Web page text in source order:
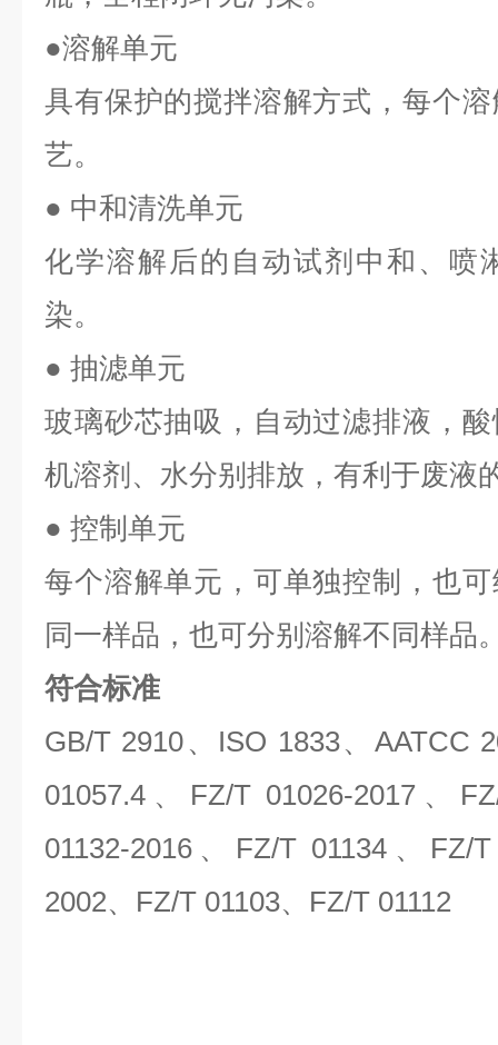
●溶解单元
具有保护的搅拌溶解方式，每个
艺。
● 中和清洗单元
化学溶解后的自动试剂中和、喷
染。
● 抽滤单元
玻璃砂芯抽吸，自动过滤排液，
机溶剂、水分别排放，有利于废液
● 控制单元
每个溶解单元，可单独控制，也
同一样品，也可分别溶解不同样品
符合标准
GB/T 2910、ISO 1833、AATCC
01057.4、FZ/T 01026-2017、
01132-2016、FZ/T 01134、FZ/
2002、FZ/T 01103、FZ/T 01112